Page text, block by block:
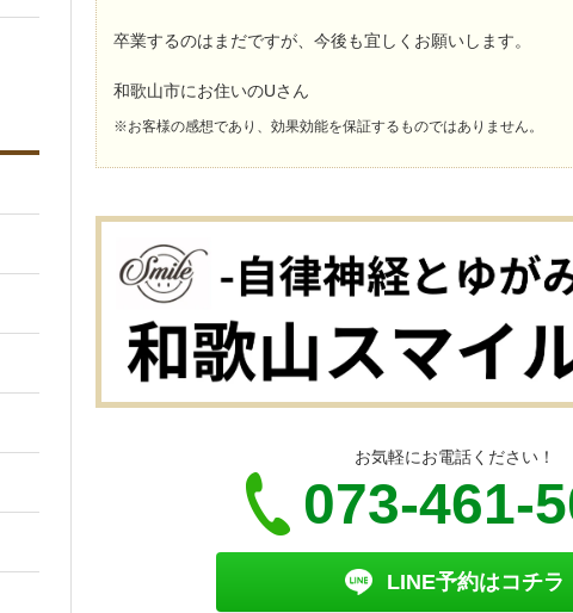
卒業するのはまだですが、今後も宜しくお願いします。
和歌山市にお住いのUさん
※お客様の感想であり、効果効能を保証するものではありません。
お気軽にお電話ください！
073-461-
LINE予約はコチラ